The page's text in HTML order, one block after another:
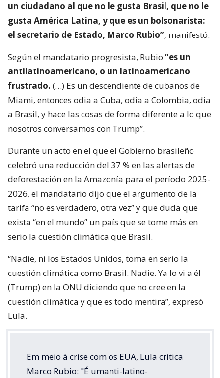
un ciudadano al que no le gusta Brasil, que no le
gusta América Latina, y que es un bolsonarista:
el secretario de Estado, Marco Rubio”, manifestó.
Según el mandatario progresista, Rubio “es un
antilatinoamericano, o un latinoamericano
frustrado. (…) Es un descendiente de cubanos de
Miami, entonces odia a Cuba, odia a Colombia, odia
a Brasil, y hace las cosas de forma diferente a lo que
nosotros conversamos con Trump”.
Durante un acto en el que el Gobierno brasileño
celebró una reducción del 37 % en las alertas de
deforestación en la Amazonía para el período 2025-
2026, el mandatario dijo que el argumento de la
tarifa “no es verdadero, otra vez” y que duda que
exista “en el mundo” un país que se tome más en
serio la cuestión climática que Brasil.
“Nadie, ni los Estados Unidos, toma en serio la
cuestión climática como Brasil. Nadie. Ya lo vi a él
(Trump) en la ONU diciendo que no cree en la
cuestión climática y que es todo mentira”, expresó
Lula.
Em meio à crise com os EUA, Lula critica
Marco Rubio: "É umanti-latino-